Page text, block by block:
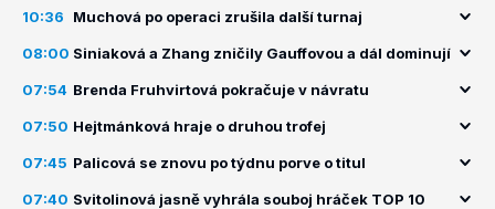
10:36 Muchová po operaci zrušila další turnaj
08:00 Siniaková a Zhang zničily Gauffovou a dál dominují
07:54 Brenda Fruhvirtová pokračuje v návratu
07:50 Hejtmánková hraje o druhou trofej
07:45 Palicová se znovu po týdnu porve o titul
07:40 Svitolinová jasně vyhrála souboj hráček TOP 10